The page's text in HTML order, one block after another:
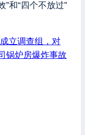
和“四个不放过”
立调查组，对
锅炉房爆炸事故